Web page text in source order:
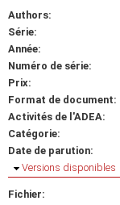
Authors:
Série:
Année:
Numéro de série:
Prix:
Format de document:
Activités de l'ADEA:
Catégorie:
Date de parution:
Masquer
Versions disponibles
Fichier: